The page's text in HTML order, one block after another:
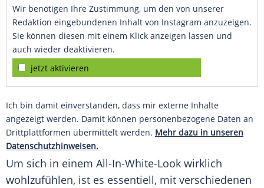
Wir benötigen Ihre Zustimmung, um den von unserer
Redaktion eingebundenen Inhalt von Instagram anzuzeigen.
Sie können diesen mit einem Klick anzeigen lassen und
auch wieder deaktivieren.
jetzt aktivieren
Ich bin damit einverstanden, dass mir externe Inhalte
angezeigt werden. Damit können personenbezogene Daten an
Drittplattformen übermittelt werden. Mehr dazu in unseren
Datenschutzhinweisen.
Um sich in einem All-In-White-Look wirklich
wohlzufühlen, ist es essentiell, mit verschiedenen